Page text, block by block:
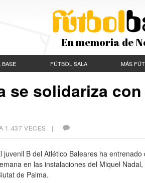
En memoria de
BASE FÚTBOL SALA MÁS
se solidariza
1.437 VECES |
juvenil B del Atlético Baleares ha entrenado
en las instalaciones del Miquel
de Palma.